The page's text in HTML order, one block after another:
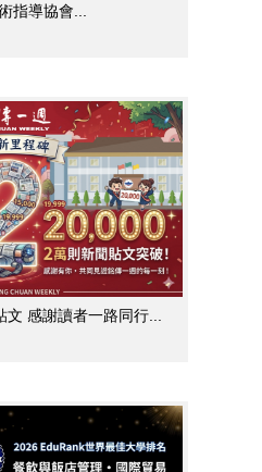
指導協會...
感謝讀者一路同行...